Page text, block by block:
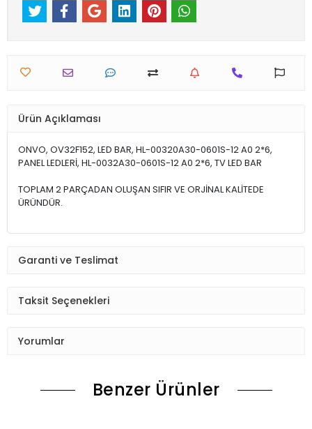
Ürün Açıklaması
ONVO, OV32F152, LED BAR, HL-00320A30-0601S-12 A0 2*6,
PANEL LEDLERİ, HL-0032A30-0601S-12 A0 2*6, TV LED BAR
TOPLAM 2 PARÇADAN OLUŞAN SIFIR VE ORJİNAL KALİTEDE
ÜRÜNDÜR.
Garanti ve Teslimat
Taksit Seçenekleri
Yorumlar
Benzer Ürünler